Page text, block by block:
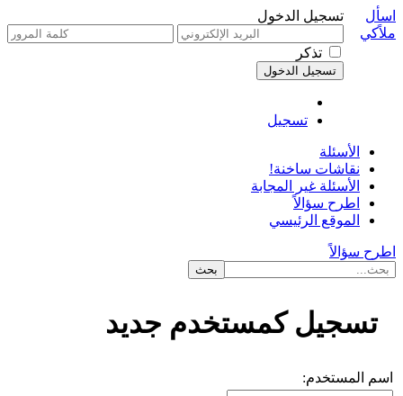
تسجيل الدخول
تذكر
تسجيل
اسأل
ملاًكي
الأسئلة
نقاشات ساخنة!
الأسئلة غير المجابة
اطرح سؤالاً
الموقع الرئيسي
اطرح سؤالاً
تسجيل كمستخدم جديد
اسم المستخدم: